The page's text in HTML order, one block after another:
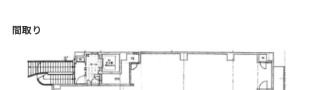
間取り